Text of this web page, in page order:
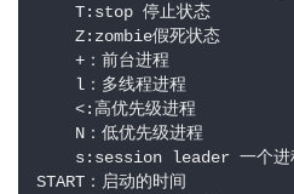
T:stop 停止状态
Z:zombie假死状态
+：前台进程
l：多线程进程
<:高优先级进程
N：低优先级进程
s:session leader 一个进程启
START：启动的时间